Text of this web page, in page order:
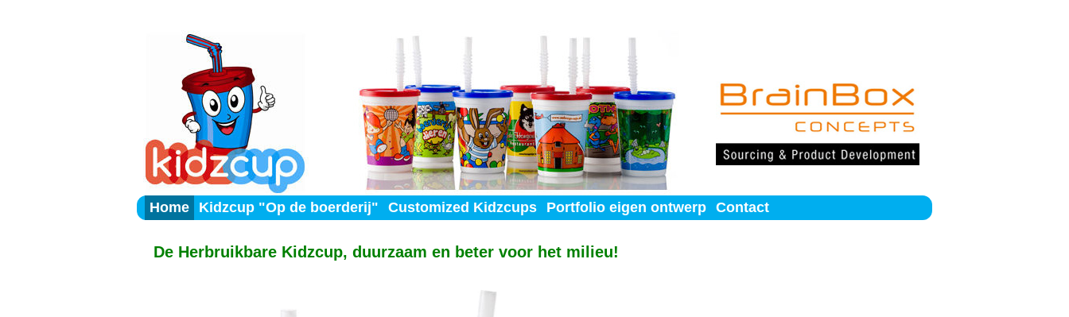
Home Kidzcup "Op de boerderij" Customized Kidzcups Portfolio eigen ontwerp Contact
De Herbruikbare Kidzcup, duurzaam en beter voor het milieu!